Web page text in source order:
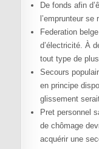
De fonds afin
l’emprunteur se
Federation
d’électricité. À
tout type de
Secours
en principe
glissement
Pret personnel
de chômage
acquérir une